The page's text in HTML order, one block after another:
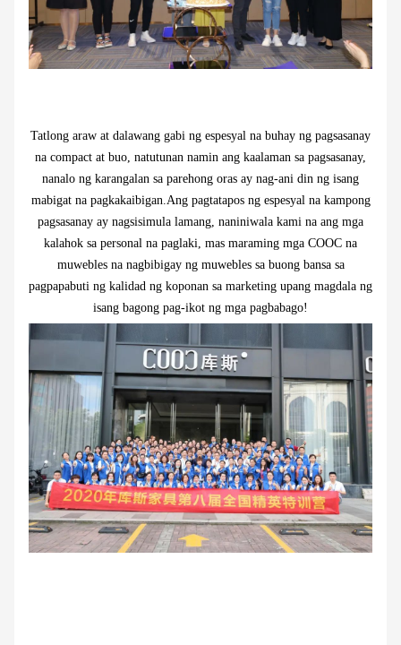
Tatlong araw at dalawang gabi ng espesyal na buhay ng pagsasanay
na compact at buo, natutunan namin ang kaalaman sa pagsasanay,
nanalo ng karangalan sa parehong oras ay nag-ani din ng isang
mabigat na pagkakaibigan.Ang pagtatapos ng espesyal na kampong
pagsasanay ay nagsisimula lamang, naniniwala kami na ang mga
kalahok sa personal na paglaki, mas maraming mga COOC na
muwebles na nagbibigay ng muwebles sa buong bansa sa
pagpapabuti ng kalidad ng koponan sa marketing upang magdala ng
isang bagong pag-ikot ng mga pagbabago!